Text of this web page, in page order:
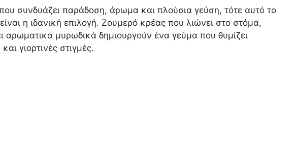
συνδυάζει παράδοση, άρωμα και πλούσια γεύση, τότε αυτό το
η ιδανική επιλογή. Ζουμερό κρέας που λιώνει στο στόμα,
αρωματικά μυρωδικά δημιουργούν ένα γεύμα που θυμίζει
γιορτινές στιγμές.